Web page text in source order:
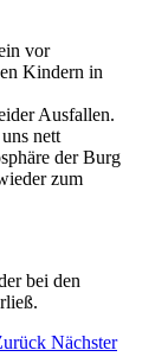
vor
Kindern in
Ausfallen.
nett
der Burg
zum
bei den
Nächster